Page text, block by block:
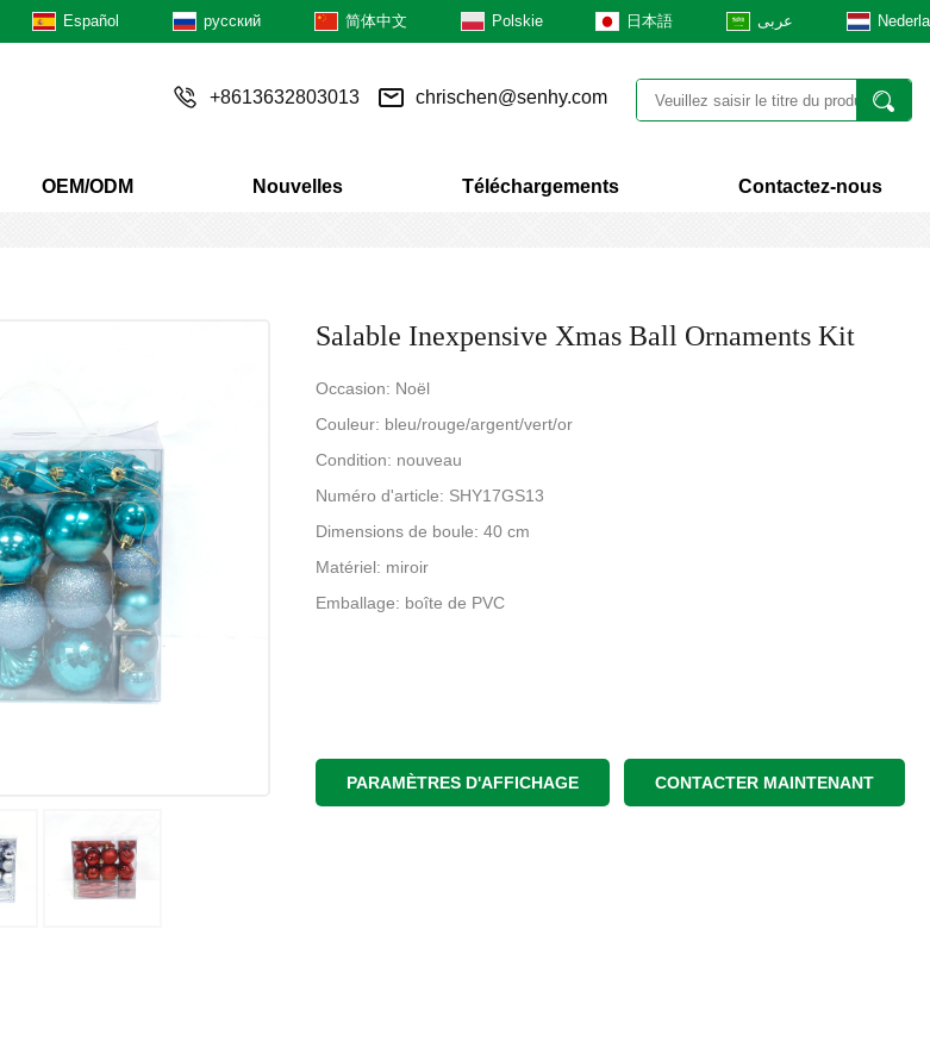
Español русский 简体中文 Polskie 日本語 عربى
+8613632803013 chrischen@senhy.com
OEM/ODM Nouvelles Téléchargements Contactez-nous
Salable Inexpensive Xmas Ball Ornaments Kit
Occasion: Noël
Couleur: bleu/rouge/argent/vert/or
Condition: nouveau
Numéro d'article: SHY17GS13
Dimensions de boule: 40 cm
Matériel: miroir
Emballage: boîte de PVC
PARAMÈTRES D'AFFICHAGE CONTACTER MAINTENANT